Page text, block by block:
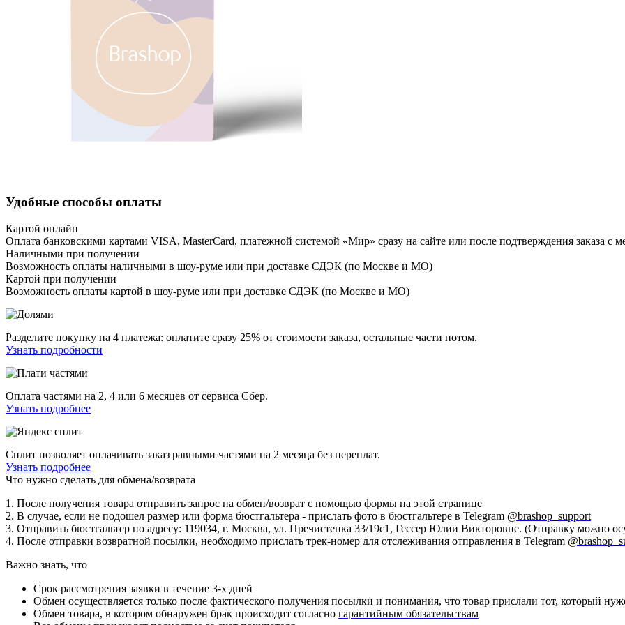
Удобные способы оплаты
Картой онлайн
Оплата банковскими картами VISA, MasterCard, платежной системой «Мир» сразу на сайте или после подтверждения заказа с
Наличными при получении
Возможность оплаты наличными в шоу-руме или при доставке СДЭК (по Москве и МО)
Картой при получении
Возможность оплаты картой в шоу-руме или при доставке СДЭК (по Москве и МО)
Разделите покупку на 4 платежа: оплатите сразу 25% от стоимости заказа, остальные части потом.
Узнать подробности
Оплата частями на 2, 4 или 6 месяцев от сервиса Сбер.
Узнать подробнее
Сплит позволяет оплачивать заказ равными частями на 2 месяца без переплат.
Узнать подробнее
Что нужно сделать для обмена/возврата
1. После получения товара отправить запрос на обмен/возврат с помощью формы на этой странице
2. В случае, если не подошел размер или форма бюстгальтера - прислать фото в бюстгальтере в Telegram @brashop_support
3. Отправить бюстгальтер по адресу: 119034, г. Москва, ул. Пречистенка 33/19с1, Гессер Юлии Викторовне. (Отправку можно
4. После отправки возвратной посылки, необходимо прислать трек-номер для отслеживания отправления в Telegram
Важно знать, что
Срок рассмотрения заявки в течение 3-х дней
Обмен осуществляется только после фактического получения посылки и понимания, что товар прислали тот, который
Обмен товара, в котором обнаружен брак происходит согласно гарантийным обязательствам